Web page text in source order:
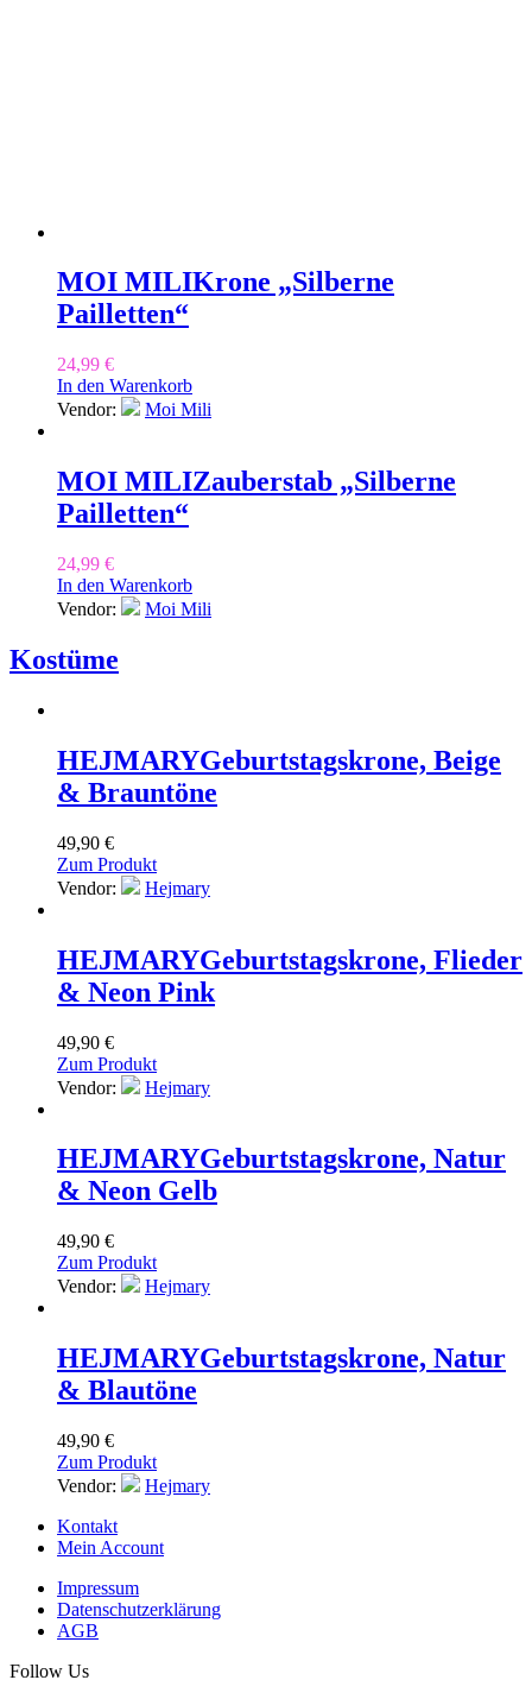
MOI MILIKrone „Silberne
Pailletten“
24,99 €
In den Warenkorb
Vendor:
Moi Mili
MOI MILIZauberstab „Silberne
Pailletten“
24,99 €
In den Warenkorb
Vendor:
Moi Mili
Kostüme
HEJMARYGeburtstagskrone, Beige
& Brauntöne
49,90 €
Zum Produkt
Vendor:
Hejmary
HEJMARYGeburtstagskrone, Flieder
& Neon Pink
49,90 €
Zum Produkt
Vendor:
Hejmary
HEJMARYGeburtstagskrone, Natur
& Neon Gelb
49,90 €
Zum Produkt
Vendor:
Hejmary
HEJMARYGeburtstagskrone, Natur
& Blautöne
49,90 €
Zum Produkt
Vendor:
Hejmary
Kontakt
Mein Account
Impressum
Datenschutzerklärung
AGB
Follow Us